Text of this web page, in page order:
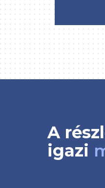
A
igazi